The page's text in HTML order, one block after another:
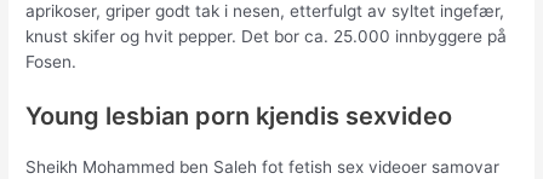
aprikoser, griper godt tak i nesen, etterfulgt av syltet ingefær,
knust skifer og hvit pepper. Det bor ca. 25.000 innbyggere på
Fosen.
Young lesbian porn kjendis sexvideo
Sheikh Mohammed ben Saleh fot fetish sex videoer samovar